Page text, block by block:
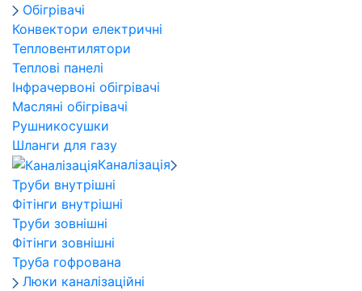
Обігрівачі
Конвектори електричні
Тепловентилятори
Теплові панелі
Інфрачервоні обігрівачі
Масляні обігрівачі
Рушникосушки
Шланги для газу
Каналізація
Труби внутрішні
Фітінги внутрішні
Труби зовнішні
Фітінги зовнішні
Труба гофрована
Люки каналізаційні